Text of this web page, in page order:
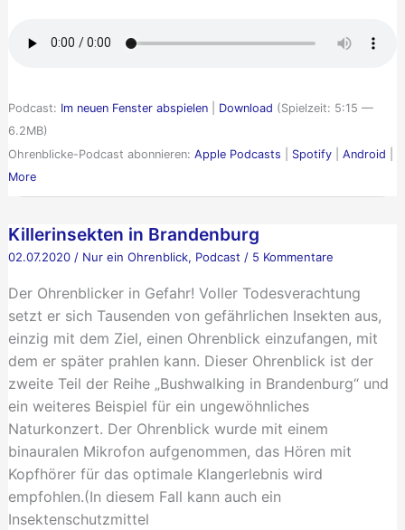
den
Podcast: Im neuen Fenster abspielen| Download (Spielzeit: 5:15 —
6.2MB)
Ohrenblicke-Podcast abonnieren: Apple Podcasts Spotify| Android
More
Killerinsekten in Brandenburg
02.07.2020/ Nur ein Ohrenblick, Podcast / 5 Kommentare
Der Ohrenblicker in Gefahr! Voller Todesverachtung
setzt er sich Tausenden von gefährlichen Insekten aus,
einzig mit dem Ziel, einen Ohrenblick einzufangen, mit
dem er später prahlen kann. Dieser Ohrenblick ist der
zweite Teil der Reihe „Bushwalking in Brandenburg“ und
ein weiteres Beispiel für ein ungewöhnliches
Naturkonzert. Der Ohrenblick wurde mit einem
binauralen Mikrofon aufgenommen, das Hören mit
Kopfhörer für das optimale Klangerlebnis wird
empfohlen.(In diesem Fall kann auch ein
Insektenschutzmittel